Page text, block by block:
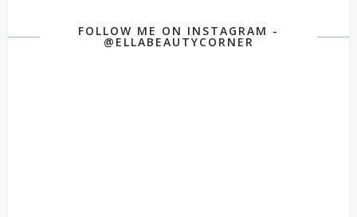
FOLLOW ME ON INSTAGRAM -
@ELLABEAUTYCORNER